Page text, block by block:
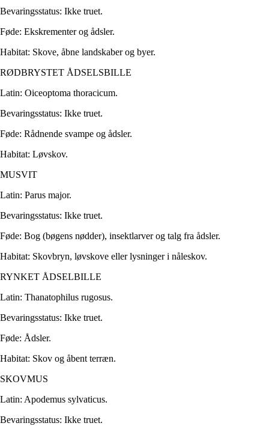
Bevaringsstatus: Ikke truet.
Føde: Ekskrementer og ådsler.
Habitat: Skove, åbne landskaber og byer.
RØDBRYSTET ÅDSELSBILLE
Latin: Oiceoptoma thoracicum.
Bevaringsstatus: Ikke truet.
Føde: Rådnende svampe og ådsler.
Habitat: Løvskov.
MUSVIT
Latin: Parus major.
Bevaringsstatus: Ikke truet.
Føde: Bog (bøgens nødder), insektlarver og talg fra ådsler.
Habitat: Skovbryn, løvskove eller lysninger i nåleskov.
RYNKET ÅDSELBILLE
Latin: Thanatophilus rugosus.
Bevaringsstatus: Ikke truet.
Føde: Ådsler.
Habitat: Skov og åbent terræn.
SKOVMUS
Latin: Apodemus sylvaticus.
Bevaringsstatus: Ikke truet.